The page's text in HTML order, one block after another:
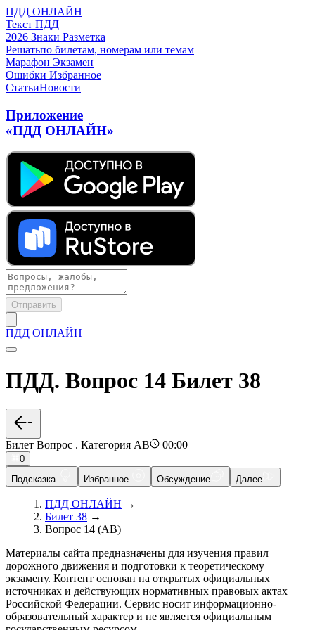
ПДД ОНЛАЙН
Текст ПДД
2026 Знаки Разметка
Решатьпо билетам, номерам или темам
Марафон Экзамен
Ошибки Избранное
СтатьиНовости
Приложение
«ПДД ОНЛАЙН»
Отправить
ПДД ОНЛАЙН
ПДД. Вопрос 14 Билет 38
Билет Вопрос . Категория AB 00:00
0
Подсказка
Избранное Обсуждение Далее
ПДД ОНЛАЙН →
Билет 38 →
Вопрос 14 (AB)
Материалы сайта предназначены для изучения правил
дорожного движения и подготовки к теоретическому
экзамену. Контент основан на открытых официальных
источниках и действующих нормативных правовых актах
Российской Федерации. Сервис носит информационно-
образовательный характер и не является официальным